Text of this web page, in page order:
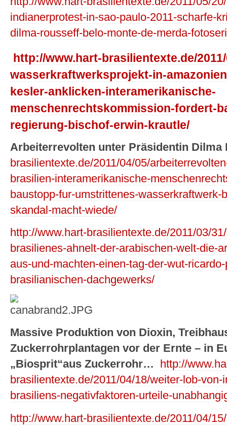
indianerprotest-in-sao-paulo-2011-scharfe-
dilma-rousseff-belo-monte-de-merda-
http://www.hart-brasilientexte.de/
wasserkraftwerksprojekt-in-
kesler-anklicken-interamerikanische-
menschenrechtskommission-fordert-
regierung-bischof-erwin-krautle/
Arbeiterrevolten unter Präsidentin Dilma
brasilientexte.de/2011/04/05/
brasilien-interamerikanische-
baustopp-fur-umstrittenes-
skandal-macht-wiede/
http://www.hart-brasilientexte.de/2011/03/
brasilienes-ahnelt-der-arabischen-welt-die-
aus-und-machten-einen-tag-der-wut-
brasilianischen-dachgewerks/
Massive Produktion von Dioxin,
Zuckerrohrplantagen vor der Ernte – in
„Biosprit“aus Zuckerrohr…
http://
brasilientexte.de/2011/04/18/weiter-lob-
brasiliens-negativfaktoren-urteile-
http://www.hart-brasilientexte.de/2011/04/